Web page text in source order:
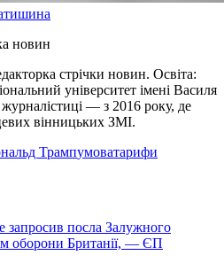
новин
стрічки новин. Освіта:
університет імені Василя
— з 2016 року, де
вінницьких ЗМІ.
Трампумоватарифи
запросив посла Залужного
оборони Британії, — ЄП